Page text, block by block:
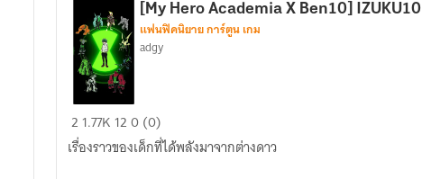
[My
Hero
Academia
[My Hero Academia X Ben10] IZUKU10
แฟนฟิคนิยาย การ์ตูน เกม
adgy
2 1.77K 120 (0)
เรื่องราวของเด็กที่ได้พลังมาจากต่างดาว